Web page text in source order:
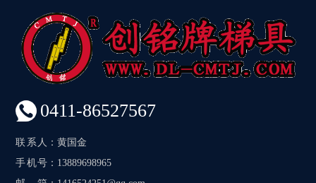
0411-86527567
联系人 ：黄国金
手机号 ：13889698965